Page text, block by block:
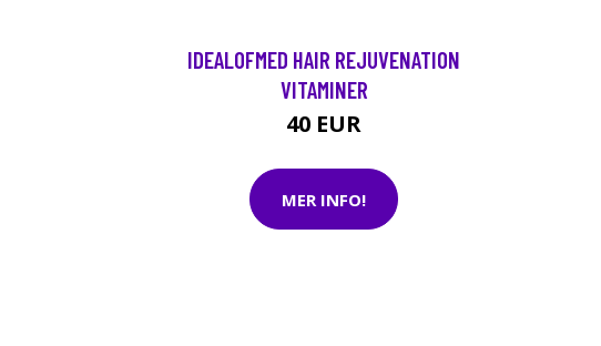
IDEALOFMED HAIR REJUVENATION
VITAMINER
40 EUR
MER INFO!